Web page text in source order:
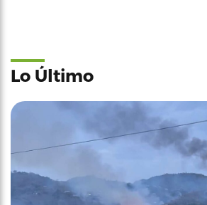
Lo Último